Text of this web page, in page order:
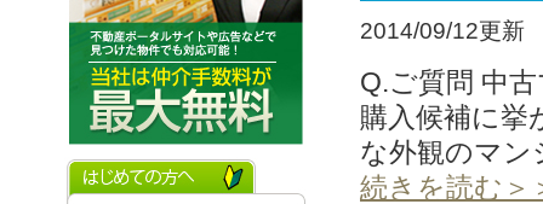
2014/09/12更新
Q.ご質問 中
購入候補に
な外観のマン
続きを読む＞